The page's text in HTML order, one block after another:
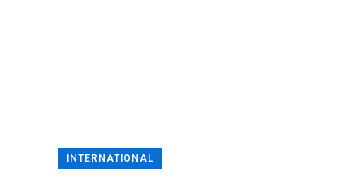
INTERNATIONAL